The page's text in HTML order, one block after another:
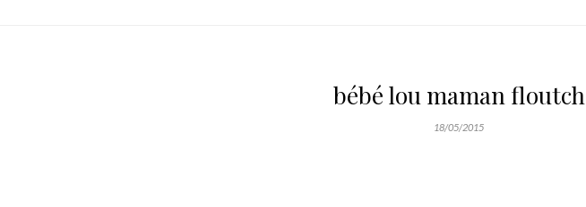
bébé lou maman floutch
18/05/2015